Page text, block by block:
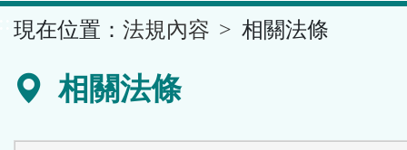
容
區
現在位置： 法規內容 相關法條
相關法條